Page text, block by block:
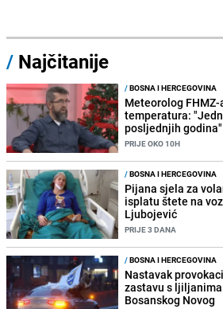
/ Najčitanije
/BOSNA I HERCEGOVINA
Meteorolog
temperatura:
posljednjih godina"
PRIJE OKO 10H
/BOSNA I HERCEGOVINA
Pijana sjela za
isplatu štete na
Ljubojević
PRIJE 3 DANA
/BOSNA I HERCEGOVINA
Nastavak
zastavu s
Bosanskog Novog